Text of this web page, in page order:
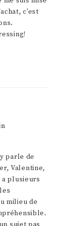
c'est
parle de
Valentine,
a plusieurs
milieu de